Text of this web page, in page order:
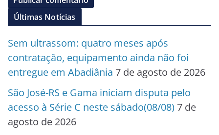
Últimas Notícias
Sem ultrassom: quatro meses após
contratação, equipamento ainda não foi
entregue em Abadiânia 7 de agosto de 2026
São José-RS e Gama iniciam disputa pelo
acesso à Série C neste sábado(08/08) 7 de
agosto de 2026